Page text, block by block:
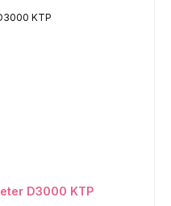
D3000 KTP